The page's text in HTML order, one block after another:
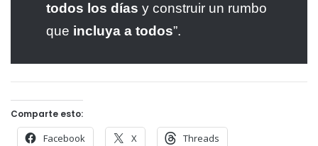
todos los días y construir un rumbo
que incluya a todos”.
Comparte esto:
Facebook X Threads